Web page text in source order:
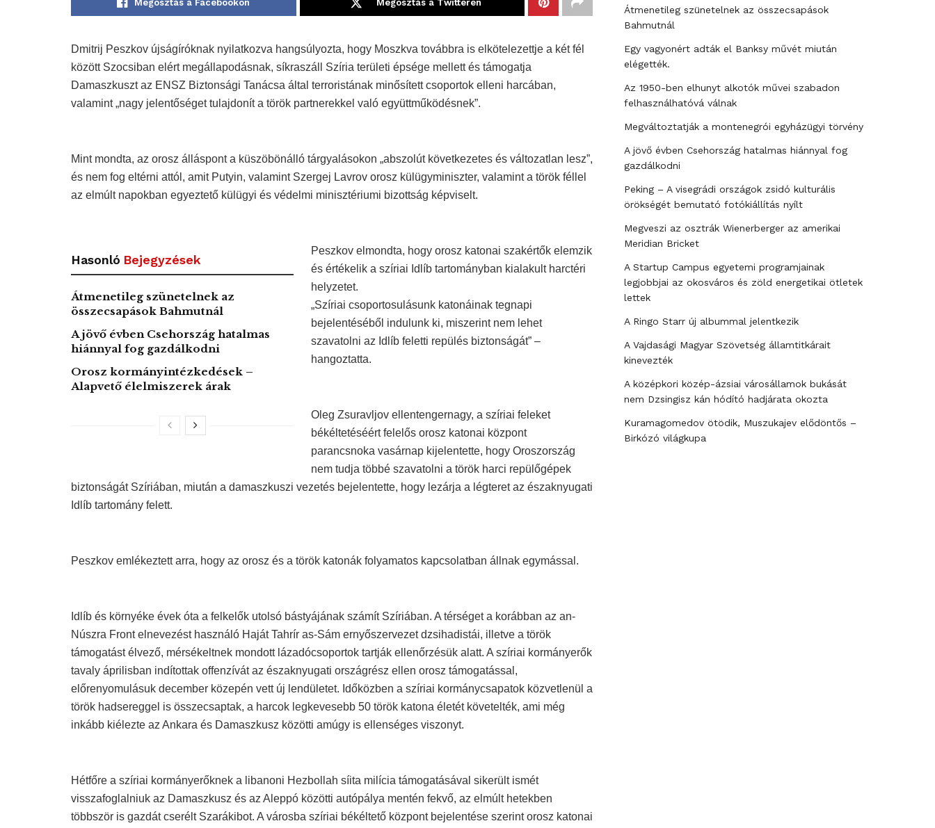
Megosztás a Facebookon Megosztás a Twitteren
Dmitrij Peszkov újságíróknak nyilatkozva hangsúlyozta, hogy Moszkva továbbra is elkötelezettje a két fél
között Szocsiban elért megállapodásnak, síkraszáll Szíria területi épsége mellett és támogatja
Damaszkuszt az ENSZ Biztonsági Tanácsa által terroristának minősített csoportok elleni harcában,
valamint „nagy jelentőséget tulajdonít a török partnerekkel való együttműködésnek”.
Mint mondta, az orosz álláspont a küszöbönálló tárgyalásokon „abszolút következetes és változatlan lesz”,
és nem fog eltérni attól, amit Putyin, valamint Szergej Lavrov orosz külügyminiszter, valamint a török féllel
az elmúlt napokban egyeztető külügyi és védelmi minisztériumi bizottság képviselt.
Hasonló Bejegyzések
Átmenetileg szünetelnek az
összecsapások Bahmutnál
A jövő évben Csehország hatalmas
hiánnyal fog gazdálkodni
Orosz kormányintézkedések –
Alapvető élelmiszerek árak
Peszkov elmondta, hogy orosz katonai szakértők elemzik
és értékelik a szíriai Idlíb tartományban kialakult harctéri
helyzetet.
„Szíriai csoportosulásunk katonáinak tegnapi
bejelentéséből indulunk ki, miszerint nem lehet
szavatolni az Idlíb feletti repülés biztonságát” –
hangoztatta.
Oleg Zsuravljov ellentengernagy, a szíriai feleket
békéltetéséért felelős orosz katonai központ
parancsnoka vasárnap kijelentette, hogy Oroszország
nem tudja többé szavatolni a török harci repülőgépek
biztonságát Szíriában, miután a damaszkuszi vezetés bejelentette, hogy lezárja a légteret az északnyugati
Idlíb tartomány felett.
Peszkov emlékeztett arra, hogy az orosz és a török katonák folyamatos kapcsolatban állnak egymással.
Idlíb és környéke évek óta a felkelők utolsó bástyájának számít Szíriában. A térséget a korábban az an-
Núszra Front elnevezést használó Haját Tahrír as-Sám ernyőszervezet dzsihadistái, illetve a török
támogatást élvező, mérsékeltnek mondott lázadócsoportok tartják ellenőrzésük alatt. A szíriai kormányerők
tavaly áprilisban indítottak offenzívát az északnyugati országrész ellen orosz támogatással,
előrenyomulásuk december közepén vett új lendületet. Időközben a szíriai kormánycsapatok közvetlenül a
török hadsereggel is összecsaptak, a harcok legkevesebb 50 török katona életét követelték, ami még
inkább kiélezte az Ankara és Damaszkusz közötti amúgy is ellenséges viszonyt.
Hétfőre a szíriai kormányerőknek a libanoni Hezbollah síita milícia támogatásával sikerült ismét
visszafoglalniuk az Damaszkusz és az Aleppó közötti autópálya mentén fekvő, az elmúlt hetekben
többször is gazdát cserélt Szarákibot. A városba szíriai békéltető központ bejelentése szerint orosz katonai
Átmenetileg szünetelnek az összecsapások
Bahmutnál
Egy vagyonért adták el Banksy művét miután
elégették.
Az 1950-ben elhunyt alkotók művei szabadon
felhasználhatóvá válnak
Megváltoztatják a montenegrói egyházügyi törvény
A jövő évben Csehország hatalmas hiánnyal fog
gazdálkodni
Peking – A visegrádi országok zsidó kulturális
örökségét bemutató fotókiállítás nyílt
Megveszi az osztrák Wienerberger az amerikai
Meridian Bricket
A Startup Campus egyetemi programjainak
legjobbjai az okosváros és zöld energetikai ötletek
lettek
A Ringo Starr új albummal jelentkezik
A Vajdasági Magyar Szövetség államtitkárait
kinevezték
A középkori közép-ázsiai városállamok bukását
nem Dzsingisz kán hódító hadjárata okozta
Kuramagomedov ötödik, Muszukajev elődöntős –
Birkózó világkupa